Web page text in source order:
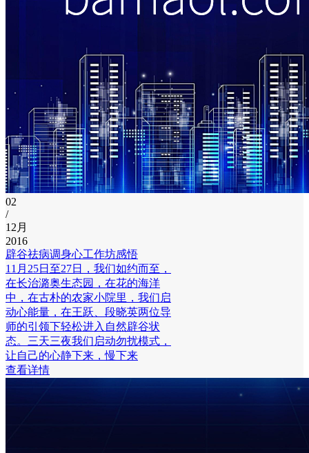
02
/
12月
2016
辟谷祛病调身心工作坊感悟
11月25日至27日，我们如约而至，
在长治潞奥生态园，在花的海洋
中，在古朴的农家小院里，我们启
动心能量，在王跃、段晓英两位导
师的引领下轻松进入自然辟谷状
态。三天三夜我们启动勿扰模式，
让自己的心静下来，慢下来
查看详情